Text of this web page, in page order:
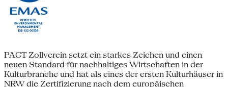
PACT Zollverein setzt ein starkes Zeichen und einen
neuen Standard für nachhaltiges Wirtschaften in der
Kulturbranche und hat als eines der ersten Kulturhäuser in
NRW die Zertifizierung nach dem europäischen